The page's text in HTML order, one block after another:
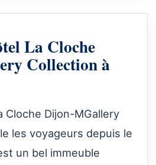
La Cloche
Collection à
Cloche Dijon-MGallery
les voyageurs depuis le
un bel immeuble